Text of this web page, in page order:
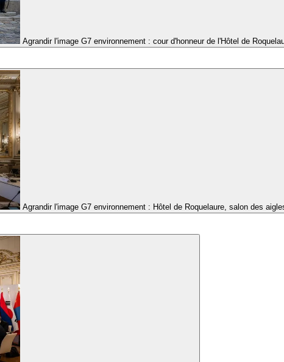
Agrandir l'image G7 environnement : cour d'honneur de l'Hôtel de
Agrandir l'image G7 environnement : Hôtel de Roquelaure, salon des